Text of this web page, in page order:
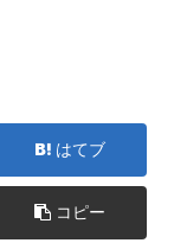
はてブ
コピー